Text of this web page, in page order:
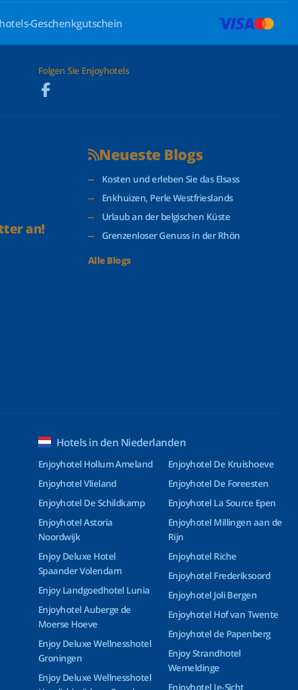
Geschenkgutschein
Folgen Sie Enjoyhotels
an!
Neueste Blogs
Kosten und erleben Sie das Elsass
Enkhuizen, Perle Westfrieslands
Urlaub an der belgischen Küste
Grenzenloser Genuss in der Rhön
Alle Blogs
Hotels in den Niederlanden
Enjoyhotel Hollum Ameland
Enjoyhotel Vlieland
Enjoyhotel De Schildkamp
Enjoyhotel Astoria
Noordwijk
Enjoy Deluxe Hotel
Spaander Volendam
Enjoy Landgoedhotel Lunia
Enjoyhotel Auberge de
Moerse Hoeve
Enjoy Deluxe Wellnesshotel
Groningen
Enjoy Deluxe Wellnesshotel
Enjoyhotel De Kruishoeve
Enjoyhotel De Foreesten
Enjoyhotel La Source Epen
Enjoyhotel Millingen aan de
Rijn
Enjoyhotel Riche
Enjoyhotel Frederiksoord
Enjoyhotel Joli Bergen
Enjoyhotel Hof van Twente
Enjoyhotel de Papenberg
Enjoy Strandhotel
Wemeldinge
Enjoyhotel Ie-Sicht